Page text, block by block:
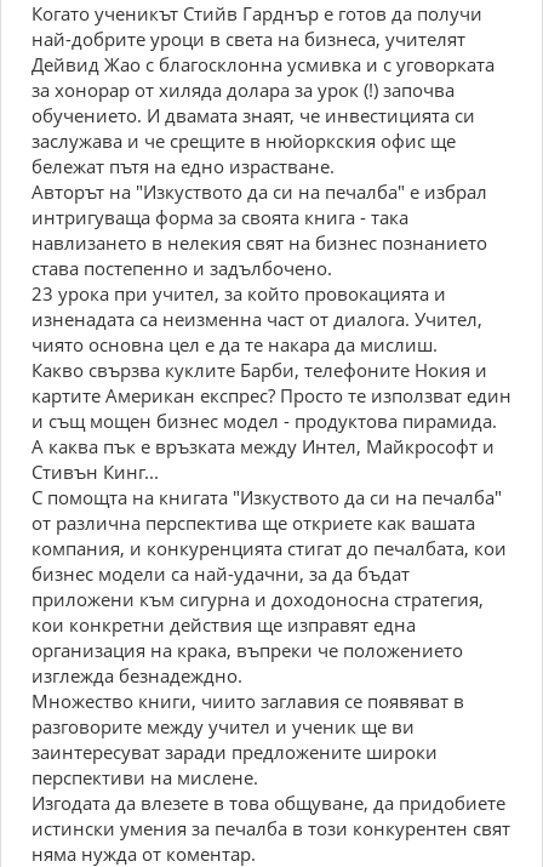
Когато ученикът Стийв Гарднър е готов да получи
най-добрите уроци в света на бизнеса, учителят
Дейвид Жао с благосклонна усмивка и с уговорката
за хонорар от хиляда долара за урок (!) започва
обучението. И двамата знаят, че инвестицията си
заслужава и че срещите в нюйоркския офис ще
бележат пътя на едно израстване.
Авторът на "Изкуството да си на печалба" е избрал
интригуваща форма за своята книга - така
навлизането в нелекия свят на бизнес познанието
става постепенно и задълбочено.
23 урока при учител, за който провокацията и
изненадата са неизменна част от диалога. Учител,
чиято основна цел е да те накара да мислиш.
Какво свързва куклите Барби, телефоните Нокия и
картите Американ експрес? Просто те използват един
и същ мощен бизнес модел - продуктова пирамида.
А каква пък е връзката между Интел, Майкрософт и
Стивън Кинг...
С помощта на книгата "Изкуството да си на печалба"
от различна перспектива ще откриете как вашата
компания, и конкуренцията стигат до печалбата, кои
бизнес модели са най-удачни, за да бъдат
приложени към сигурна и доходоносна стратегия,
кои конкретни действия ще изправят една
организация на крака, въпреки че положението
изглежда безнадеждно.
Множество книги, чиито заглавия се появяват в
разговорите между учител и ученик ще ви
заинтересуват заради предложените широки
перспективи на мислене.
Изгодата да влезете в това общуване, да придобиете
истински умения за печалба в този конкурентен свят
няма нужда от коментар.